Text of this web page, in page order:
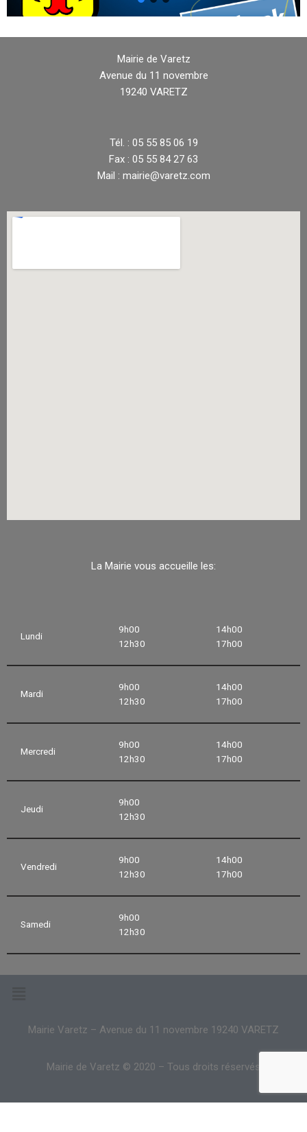
Mairie de Varetz
Avenue du 11 novembre
19240 VARETZ
Tél. : 05 55 85 06 19
Fax : 05 55 84 27 63
Mail : mairie@varetz.com
La Mairie vous accueille les:
Lundi
9h00
12h30
14h00
17h00
Mardi
9h00
12h30
14h00
17h00
Mercredi
9h00
12h30
14h00
17h00
Jeudi
9h00
12h30
Vendredi
9h00
12h30
14h00
17h00
Samedi
9h00
12h30
Mairie Varetz – Avenue du 11 novembre 19240 VARETZ
Mairie de Varetz © 2020 – Tous droits réservés